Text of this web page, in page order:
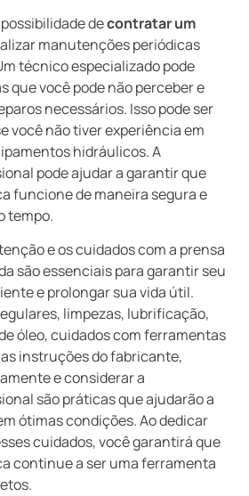
decontratar um
manutenções periódicas
técnico especializado pode
que você pode não perceber e
necessários. Isso pode ser
você não tiver experiência em
hidráulicos. A
pode ajudar a garantir que
funcione de maneira segura e
tempo.
e os cuidados com a prensa
são essenciais para garantir seu
e prolongar sua vida útil.
limpezas, lubrificação,
óleo, cuidados com ferramentas
instruções do fabricante,
e considerar a
são práticas que ajudarão a
ótimas condições. Ao dedicar
cuidados, você garantirá que
continue a ser uma ferramenta